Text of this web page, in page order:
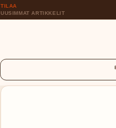
TILAA
UUSIMMAT ARTIKKELIT